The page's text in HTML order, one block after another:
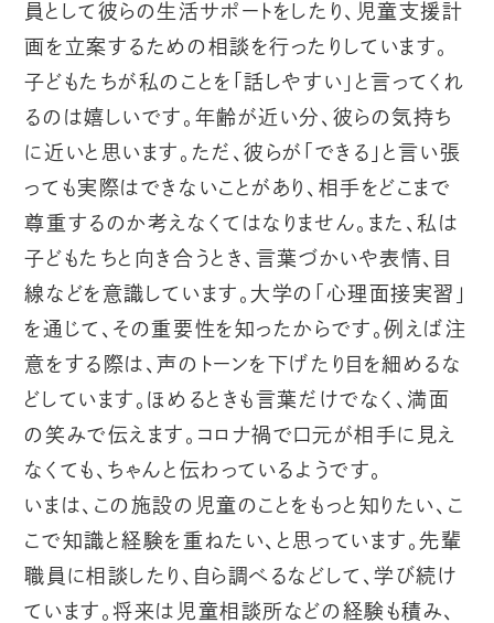
員として彼らの生活サポートをしたり、児童支援計
画を立案するための相談を行ったりしています。
子どもたちが私のことを「話しやすい」と言ってくれ
るのは嬉しいです。年齢が近い分、彼らの気持ち
に近いと思います。ただ、彼らが「できる」と言い張
っても実際はできないことがあり、相手をどこまで
尊重するのか考えなくてはなりません。また、私は
子どもたちと向き合うとき、言葉づかいや表情、目
線などを意識しています。大学の「心理面接実習」
を通じて、その重要性を知ったからです。例えば注
意をする際は、声のトーンを下げたり目を細めるな
どしています。ほめるときも言葉だけでなく、満面
の笑みで伝えます。コロナ禍で口元が相手に見え
なくても、ちゃんと伝わっているようです。
いまは、この施設の児童のことをもっと知りたい、こ
こで知識と経験を重ねたい、と思っています。先輩
職員に相談したり、自ら調べるなどして、学び続け
ています。将来は児童相談所などの経験も積み、